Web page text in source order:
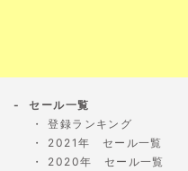
セール一覧
登録ランキング
2021年 セール一覧
2020年 セール一覧